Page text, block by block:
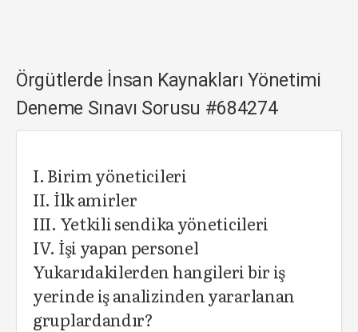
Örgütlerde İnsan Kaynakları Yönetimi
Deneme Sınavı Sorusu #684274
I. Birim yöneticileri
II. İlk amirler
III. Yetkili sendika yöneticileri
IV. İşi yapan personel
Yukarıdakilerden hangileri bir iş
yerinde iş analizinden yararlanan
gruplardandır?